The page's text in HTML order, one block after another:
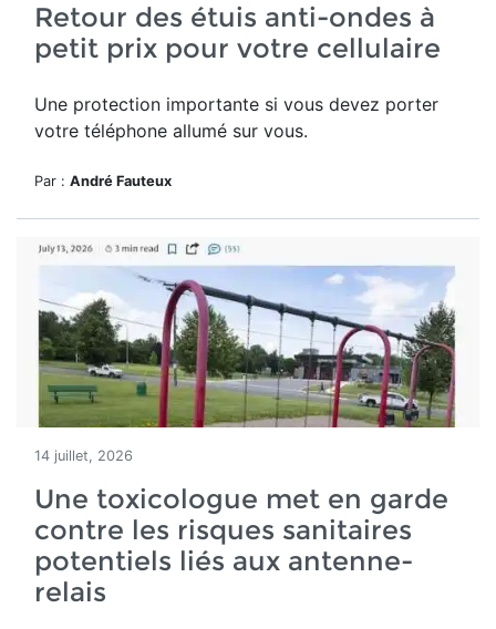
Retour des étuis anti-ondes à
petit prix pour votre cellulaire
Une protection importante si vous devez porter
votre téléphone allumé sur vous.
Par : André Fauteux
14 juillet, 2026
Une toxicologue met en garde
contre les risques sanitaires
potentiels liés aux antenne-
relais